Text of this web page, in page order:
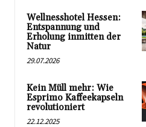
Wellnesshotel Hessen:
Entspannung und
Erholung inmitten der
Natur
29.07.2026
Kein Müll mehr: Wie
Esprimo Kaffeekapseln
revolutioniert
22.12.2025